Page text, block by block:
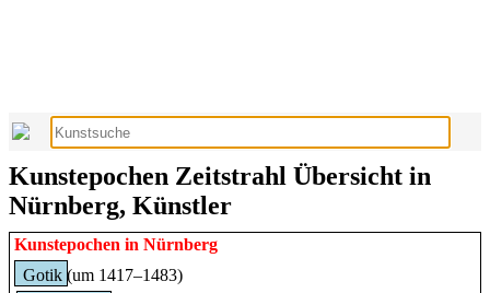
Kunstepochen Zeitstrahl Übersicht in
Nürnberg, Künstler
Kunstepochen in Nürnberg
Gotik (um 1417–1483)